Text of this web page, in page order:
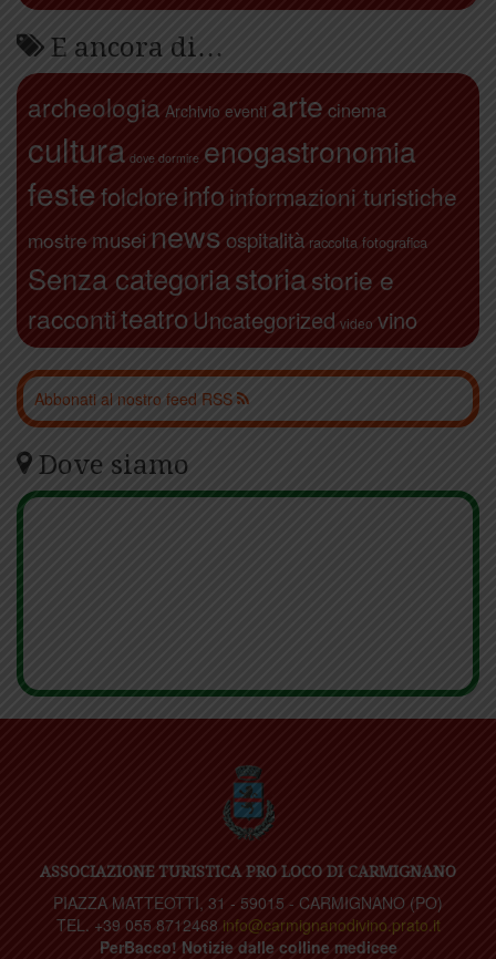
E ancora di…
archeologia Archivio eventi arte cinema
cultura dove dormire enogastronomia
festefolcloreinfo informazioni turistiche
mostre musei news ospitalità raccolta fotografica
Senza categoriastoriastorie e
raccontiteatro Uncategorized video vino
Abbonati al nostro feed RSS
Dove siamo
ASSOCIAZIONE TURISTICA PRO LOCO DI CARMIGNANO
PIAZZA MATTEOTTI, 31 - 59015 - CARMIGNANO (PO)
TEL. +39 055 8712468 info@carmignanodivino.prato.it
PerBacco! Notizie dalle colline medicee